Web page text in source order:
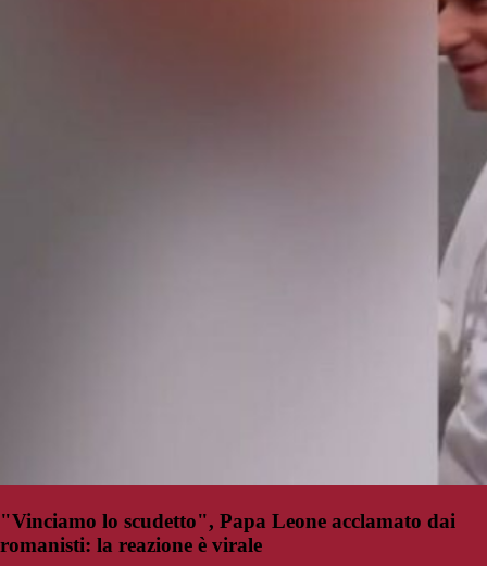
"Vinciamo lo scudetto", Papa Leone acclamato dai
romanisti: la reazione è virale